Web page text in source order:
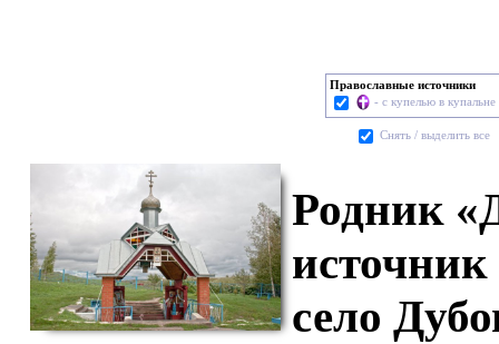
Православные источники
- с купелью в купальне
Cнять / выделить все
Родник
село